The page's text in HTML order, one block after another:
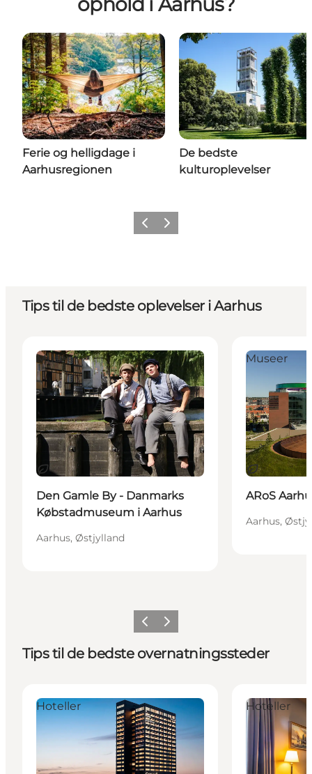
Ferie og helligdage i
Aarhusregionen
De bedste
kulturoplevelser
ForrigeNæste
Tips til de bedste oplevelser i Aarhus
Bæredygtige oplevelser
Museer
Den Gamle By - Danmarks
Købstadmuseum i Aarhus
Aarhus, Østjylland
Museer
ARoS
Aarhus,
ForrigeNæste
Tips til de bedste overnatningssteder
Hoteller
Hoteller